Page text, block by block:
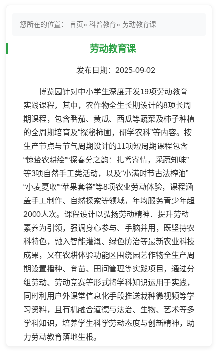
您所在的位置： 首页» 科普教育» 劳动教育课
劳动教育课
发布日期：2025-09-02
博览园针对中小学生深度开发19项劳动教育
实践课程，其中，农作物全生长期设计的8项长周
期课程，包含番茄、黄瓜、西瓜等蔬菜及柿子种植
的全周期培育及“探秘柿圃，研学农科”等内容。按
生产节点与节气周期设计的11项短周期课程包含
“惊蛰农耕绘”“探春分之韵：扎鸢寄情，采蔬知味”
等3项自然手工类活动，以及“小满时节古法榨油”
“小麦夏收”“苹果套袋”等8项农业劳动体验，课程涵
盖手工制作、自然探索等领域，年均服务青少年超
2000人次。课程设计以弘扬劳动精神、提升劳动
素养为引领，强调身心参与、手脑并用，既坚持农
科特色，融入智能灌溉、绿色防治等最新农业科技
成果，又在农耕体验功能区围绕园艺作物全生产周
期设置播种、育苗、田间管理等实践项目，通过分
组劳动、劳动竞赛等形式将学科知识运用于实践，
同时利用户外课堂信息化手段推送栽种微视频等学
习资料，且有机融合道德与法治、生物、艺术等多
学科知识，培养学生科学劳动态度与创新精神，助
力劳动教育落地生根。